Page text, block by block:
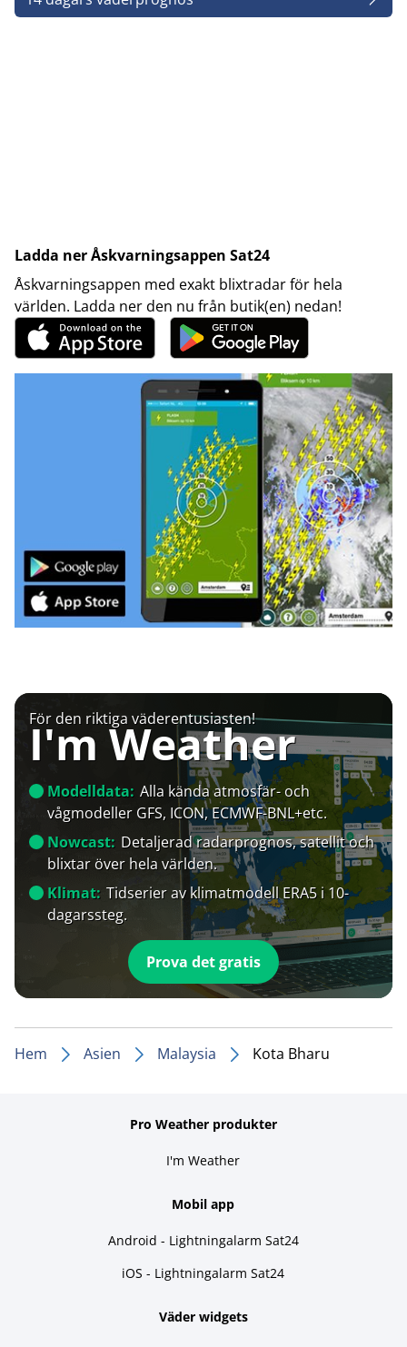
Ladda ner Åskvarningsappen Sat24
Åskvarningsappen med exakt blixtradar för hela
världen. Ladda ner den nu från butik(en) nedan!
För den riktiga väderentusiasten!
I'm Weather
Modelldata: Alla kända atmosfär- och
vågmodeller GFS, ICON, ECMWF-BNL+etc.
Nowcast: Detaljerad radarprognos, satellit och
blixtar över hela världen.
Klimat: Tidserier av klimatmodell ERA5 i 10-
dagarssteg.
Prova det gratis
Hem Asien Malaysia Kota Bharu
Pro Weather produkter
I'm Weather
Mobil app
Android - Lightningalarm Sat24
iOS - Lightningalarm Sat24
Väder widgets